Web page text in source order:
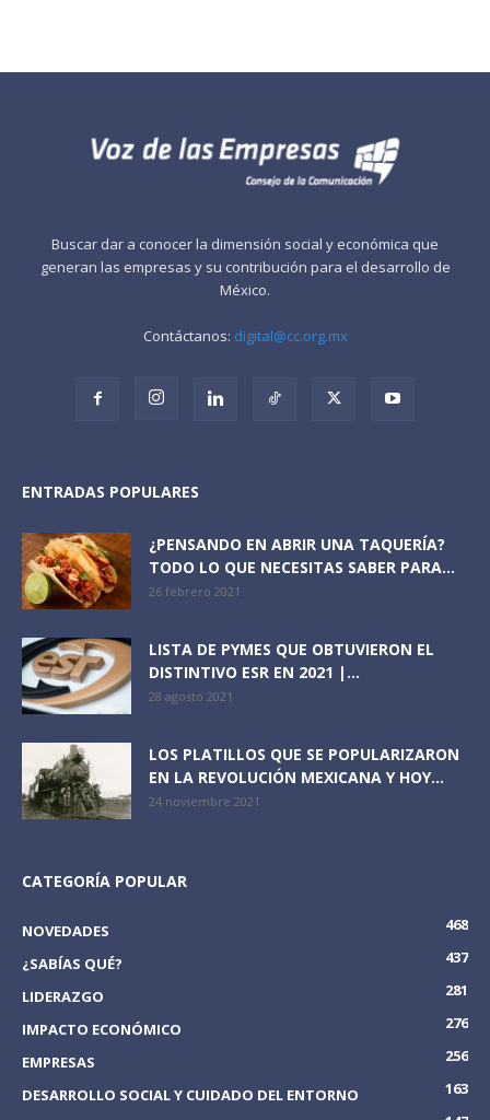
Buscar dar a conocer la dimensión social y económica que
generan las empresas y su contribución para el desarrollo de
México.
Contáctanos: digital@cc.org.mx
ENTRADAS POPULARES
¿PENSANDO EN ABRIR UNA TAQUERÍA?
TODO LO QUE NECESITAS SABER PARA...
26 febrero 2021
LISTA DE PYMES QUE OBTUVIERON EL
DISTINTIVO ESR EN 2021 |...
28 agosto 2021
LOS PLATILLOS QUE SE POPULARIZARON
EN LA REVOLUCIÓN MEXICANA Y HOY...
24 noviembre 2021
CATEGORÍA POPULAR
NOVEDADES
468
¿SABÍAS QUÉ?
437
LIDERAZGO
281
IMPACTO ECONÓMICO
276
EMPRESAS
256
DESARROLLO SOCIAL Y CUIDADO DEL ENTORNO
163